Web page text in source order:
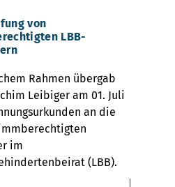
von
LBB-
Rahmen übergab
Leibiger am 01. Juli
an die
im
(LBB).